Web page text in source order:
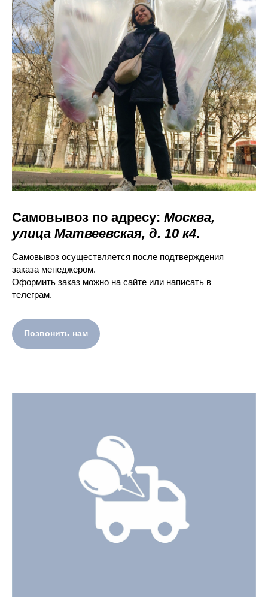
Самовывоз по адресу: Москва,
улица Матвеевская, д. 10 к4.
Самовывоз осуществляется после подтверждения
заказа менеджером.
Оформить заказ можно на сайте или написать в
телеграм.
Позвонить нам